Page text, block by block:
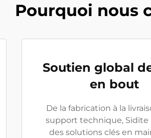
Pourquoi nous
Soutien global
en bout
De la fabrication à la
support technique, Sidite
des solutions clés en